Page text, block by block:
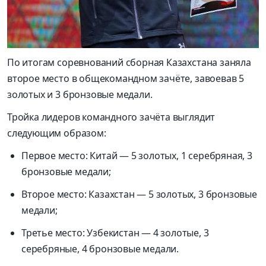
По итогам соревнований сборная Казахстана заняла
второе место в общекомандном зачёте, завоевав 5
золотых и 3 бронзовые медали.
Тройка лидеров командного зачёта выглядит
следующим образом:
Первое место: Китай — 5 золотых, 1 серебряная, 3
бронзовые медали;
Второе место: Казахстан — 5 золотых, 3 бронзовые
медали;
Третье место: Узбекистан — 4 золотые, 3
серебряные, 4 бронзовые медали.